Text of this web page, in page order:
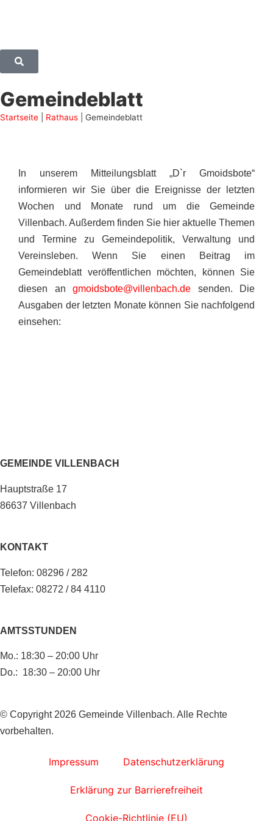
Gemeindeblatt
Startseite Rathaus Gemeindeblatt
In unserem Mitteilungsblatt „D`r Gmoidsbote“
informieren wir Sie über die Ereignisse der letzten
Wochen und Monate rund um die Gemeinde
Villenbach. Außerdem finden Sie hier aktuelle Themen
und Termine zu Gemeindepolitik, Verwaltung und
Vereinsleben. Wenn Sie einen Beitrag im
Gemeindeblatt veröffentlichen möchten, können Sie
diesen an gmoidsbote@villenbach.de senden. Die
Ausgaben der letzten Monate können Sie nachfolgend
einsehen:
GEMEINDE VILLENBACH
Hauptstraße 17
86637 Villenbach
KONTAKT
Telefon: 08296 / 282
Telefax: 08272 / 84 4110
AMTSSTUNDEN
Mo.: 18:30 – 20:00 Uhr
Do.: 18:30 – 20:00 Uhr
© Copyright 2026 Gemeinde Villenbach. Alle Rechte
vorbehalten.
Impressum Datenschutzerklärung
Erklärung zur Barrierefreiheit
Cookie-Richtlinie (EU)